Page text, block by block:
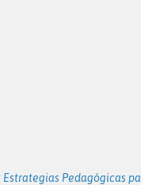
Estrategias Pedagógicas